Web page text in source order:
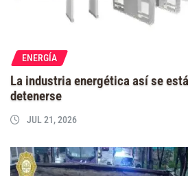
ENERGÍA
La industria energética así se
detenerse
JUL 21, 2026